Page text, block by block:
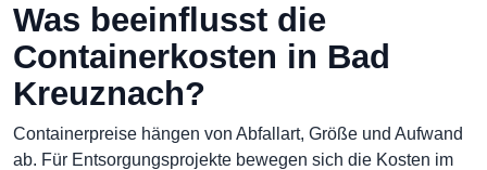
Was beeinflusst die
Containerkosten in Bad
Kreuznach?
Containerpreise hängen von Abfallart, Größe und Aufwand
ab. Für Entsorgungsprojekte bewegen sich die Kosten im